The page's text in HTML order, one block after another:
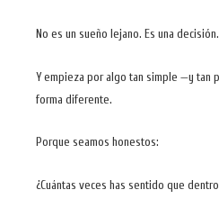
No es un sueño lejano. Es una decisión.
Y empieza por algo tan simple —y tan
forma diferente.
Porque seamos honestos:
¿Cuántas veces has sentido que